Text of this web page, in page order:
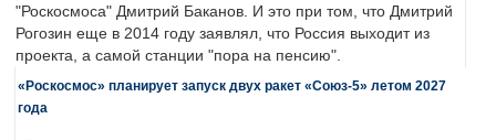
"Роскосмоса" Дмитрий Баканов. И это при том, что Дмитрий
Рогозин еще в 2014 году заявлял, что Россия выходит из
проекта, а самой станции "пора на пенсию".
«Роскосмос» планирует запуск двух ракет «Союз-5» летом 2027
года